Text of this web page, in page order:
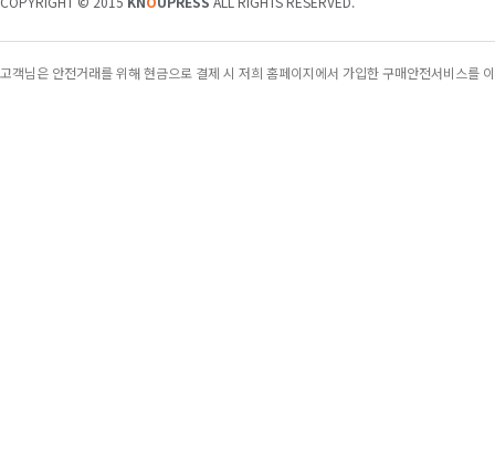
[특집]“학생들에겐 더 풍부한 콘텐츠를, 학교
[Weekly 시네마]“오디세우스의 여정을 한국
고객님은 안전거래를 위해 현금으로 결제 시 저희 홈페이지에서 가입한 구매안전서비스를